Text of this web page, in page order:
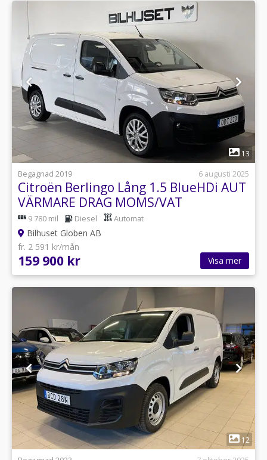
1
13
Begagnad 2019
6 augusti 2025
Citroën Berlingo Lång 1.5 BlueHDi AUT
VÄRMARE DRAG MOMS/VAT
9 780 mil Diesel Automat
Bilhuset Globen AB
fr. 2 591 kr/mån
159 900 kr Visa mer
1
12